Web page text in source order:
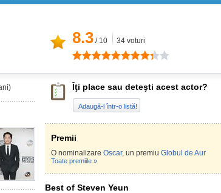
8.3 / 10 34 voturi
Îţi place sau deteşti acest actor?
Adaugă-l într-o listă!
Premii
O nominalizare Oscar, un premiu Globul de Aur
Toate premiile »
Best of Steven Yeun